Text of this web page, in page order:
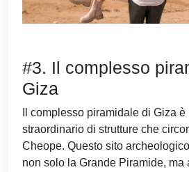
#3. Il complesso
Giza
Il complesso piramidale di Giza
straordinario di strutture che
Cheope. Questo sito
non solo la Grande Piramide, ma